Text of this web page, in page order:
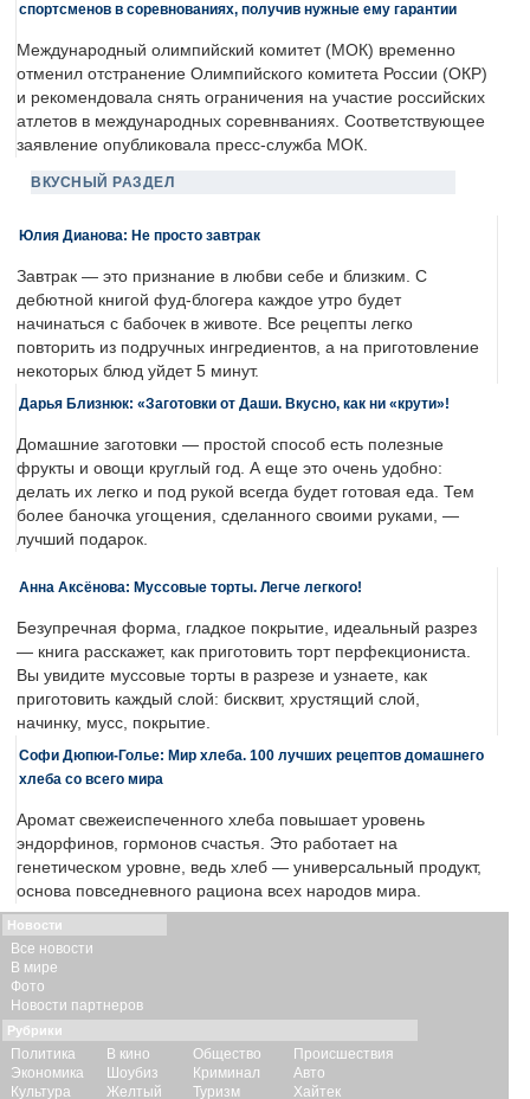
спортсменов в соревнованиях, получив нужные ему гарантии
Международный олимпийский комитет (МОК) временно
отменил отстранение Олимпийского комитета России (ОКР)
и рекомендовала снять ограничения на участие российских
атлетов в международных соревнваниях. Соответствующее
заявление опубликовала пресс-служба МОК.
ВКУСНЫЙ РАЗДЕЛ
Юлия Дианова: Не просто завтрак
Завтрак — это признание в любви себе и близким. С
дебютной книгой фуд-блогера каждое утро будет
начинаться с бабочек в животе. Все рецепты легко
повторить из подручных ингредиентов, а на приготовление
некоторых блюд уйдет 5 минут.
Дарья Близнюк: «Заготовки от Даши. Вкусно, как ни «крути»!
Домашние заготовки — простой способ есть полезные
фрукты и овощи круглый год. А еще это очень удобно:
делать их легко и под рукой всегда будет готовая еда. Тем
более баночка угощения, сделанного своими руками, —
лучший подарок.
Анна Аксёнова: Муссовые торты. Легче легкого!
Безупречная форма, гладкое покрытие, идеальный разрез
— книга расскажет, как приготовить торт перфекциониста.
Вы увидите муссовые торты в разрезе и узнаете, как
приготовить каждый слой: бисквит, хрустящий слой,
начинку, мусс, покрытие.
Софи Дюпюи-Голье: Мир хлеба. 100 лучших рецептов домашнего
хлеба со всего мира
Аромат свежеиспеченного хлеба повышает уровень
эндорфинов, гормонов счастья. Это работает на
генетическом уровне, ведь хлеб — универсальный продукт,
основа повседневного рациона всех народов мира.
Новости
Все новости
В мире
Фото
Новости партнеров
Рубрики
Политика
Экономика
Культура
В кино
Шоубиз
Желтый
Общество
Криминал
Туризм
Происшествия
Авто
Хайтек